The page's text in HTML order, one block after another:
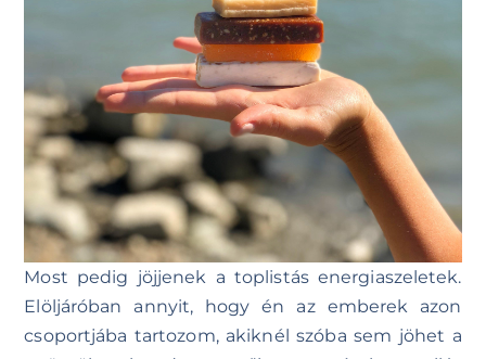
Most pedig jöjjenek a toplistás energiaszeletek.
Elöljáróban annyit, hogy én az emberek azon
csoportjába tartozom, akiknél szóba sem jöhet a